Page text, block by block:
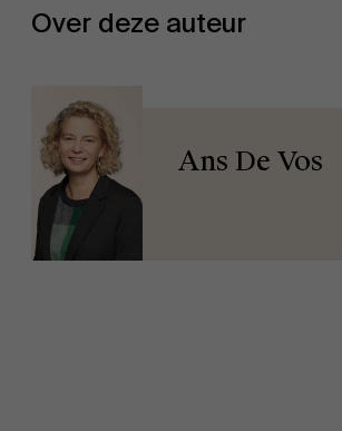
Over deze auteur
Ans De Vos